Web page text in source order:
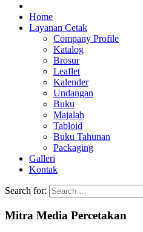
Jasa Cetak Online DMG Printing
Home
Layanan Cetak
Company Profile
Katalog
Brosur
Leaflet
Kalender
Undangan
Buku
Majalah
Tabloid
Buku Tahunan
Packaging
Galleri
Kontak
Search for:
Mitra Media Percetakan